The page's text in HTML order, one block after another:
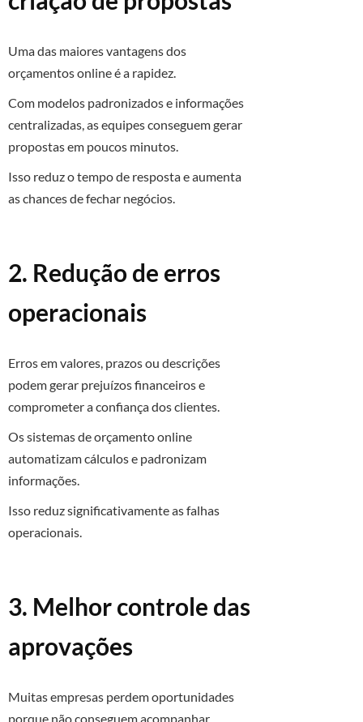
Uma das maiores vantagens dos
orçamentos online é a rapidez.
Com modelos padronizados e informações
centralizadas, as equipes conseguem gerar
propostas em poucos minutos.
Isso reduz o tempo de resposta e aumenta
as chances de fechar negócios.
2. Redução de erros
operacionais
Erros em valores, prazos ou descrições
podem gerar prejuízos financeiros e
comprometer a confiança dos clientes.
Os sistemas de orçamento online
automatizam cálculos e padronizam
informações.
Isso reduz significativamente as falhas
operacionais.
3. Melhor controle das
aprovações
Muitas empresas perdem oportunidades
porque não conseguem acompanhar